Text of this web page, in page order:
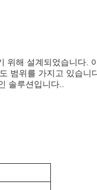
해 설계되었습니다.
범위를 가지고 있습
솔루션입니다..